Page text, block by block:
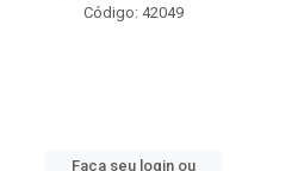
Código: 42049
Faça seu login ou